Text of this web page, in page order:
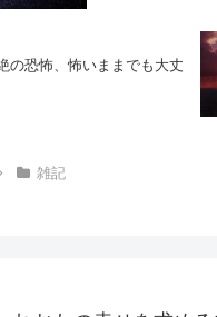
の恐怖、怖いままでも大丈
雑記